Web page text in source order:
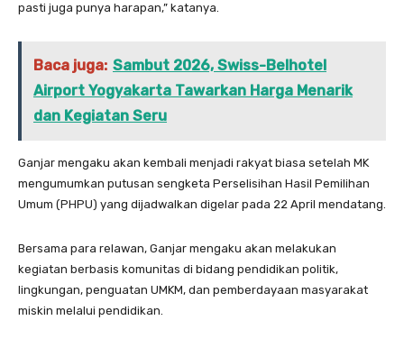
pasti juga punya harapan,” katanya.
Baca juga: Sambut 2026, Swiss-Belhotel
Airport Yogyakarta Tawarkan Harga Menarik
dan Kegiatan Seru
Ganjar mengaku akan kembali menjadi rakyat biasa setelah MK
mengumumkan putusan sengketa Perselisihan Hasil Pemilihan
Umum (PHPU) yang dijadwalkan digelar pada 22 April mendatang.
Bersama para relawan, Ganjar mengaku akan melakukan
kegiatan berbasis komunitas di bidang pendidikan politik,
lingkungan, penguatan UMKM, dan pemberdayaan masyarakat
miskin melalui pendidikan.